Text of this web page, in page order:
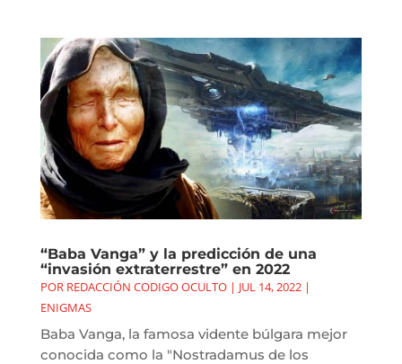
“Baba Vanga” y la predicción de una
“invasión extraterrestre” en 2022
POR REDACCIÓN CODIGO OCULTO| JUL 14, 2022|
ENIGMAS
Baba Vanga, la famosa vidente búlgara mejor
conocida como la "Nostradamus de los